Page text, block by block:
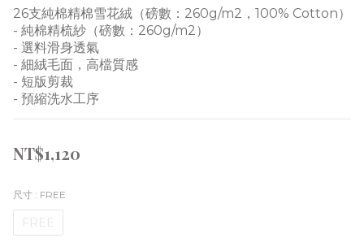
26支純棉精棉雪花絨（磅數：260g/m2，100% Cotton）
- 純棉精梳紗（磅數：260g/m2）
- 選料滑身透氣
- 細絨毛面，高檔質感
- 短版剪裁
- 預縮洗水工序
NT$1,120
尺寸 : FREE
FREE